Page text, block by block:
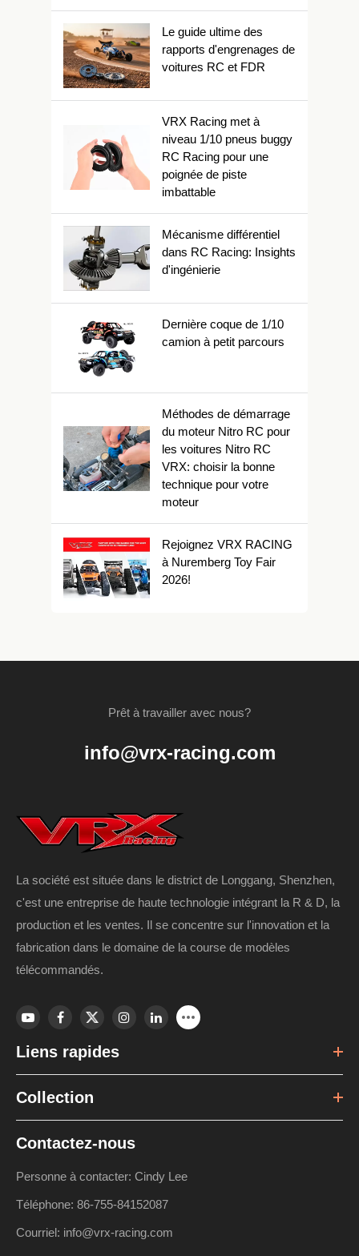
Le guide ultime des
rapports d'engrenages de
voitures RC et FDR
VRX Racing met à
niveau 1/10 pneus buggy
RC Racing pour une
poignée de piste
imbattable
Mécanisme différentiel
dans RC Racing: Insights
d'ingénierie
Dernière coque de 1/10
camion à petit parcours
Méthodes de démarrage
du moteur Nitro RC pour
les voitures Nitro RC
VRX: choisir la bonne
technique pour votre
moteur
Rejoignez VRX RACING
à Nuremberg Toy Fair
2026!
Prêt à travailler avec nous?
info@vrx-racing.com
La société est située dans le district de Longgang, Shenzhen,
c'est une entreprise de haute technologie intégrant la R & D, la
production et les ventes. Il se concentre sur l'innovation et la
fabrication dans le domaine de la course de modèles
télécommandés.
Liens rapides
Collection
Contactez-nous
Personne à contacter: Cindy Lee
Téléphone: 86-755-84152087
Courriel: info@vrx-racing.com